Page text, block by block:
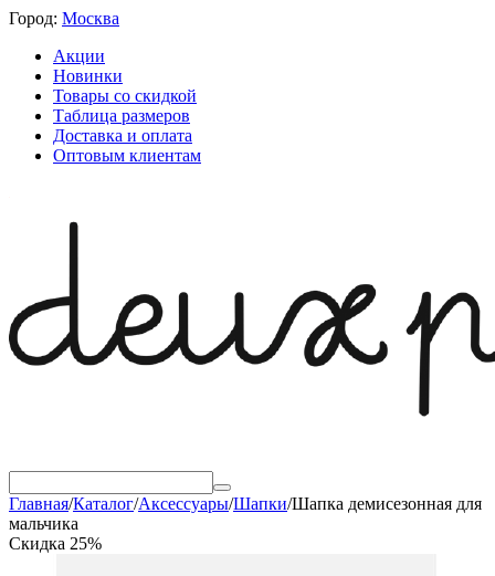
Город: Москва
Акции
Новинки
Товары со скидкой
Таблица размеров
Доставка и оплата
Оптовым клиентам
Главная/Каталог/Аксессуары/Шапки/Шапка демисезонная для
мальчика
Скидка 25%